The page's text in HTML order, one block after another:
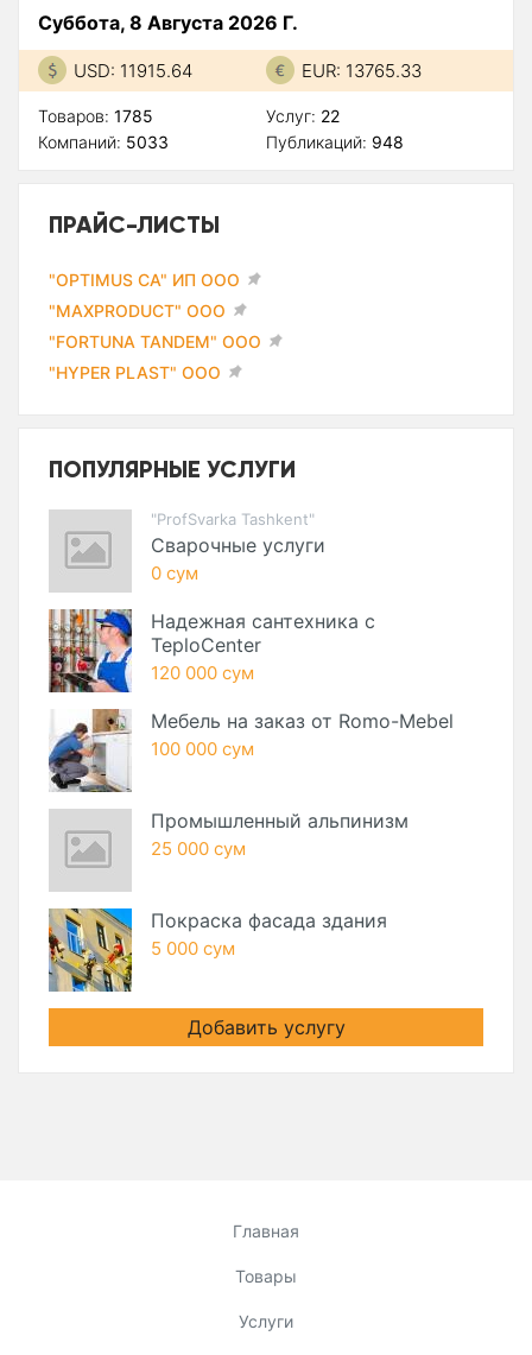
Суббота, 8 Августа 2026 Г.
USD: 11915.64 EUR: 13765.33
Товаров: 1785
Компаний: 5033
Услуг: 22
Публикаций: 948
ПРАЙС-ЛИСТЫ
"OPTIMUS CA" ИП ООО
"MAXPRODUCT" ООО
"FORTUNA TANDEM" ООО
"HYPER PLAST" ООО
ПОПУЛЯРНЫЕ УСЛУГИ
"ProfSvarka Tashkent"
Сварочные услуги
0 сум
Надежная сантехника с
TeploCenter
120 000 сум
Мебель на заказ от Romo-Mebel
100 000 сум
Промышленный альпинизм
25 000 сум
Покраска фасада здания
5 000 сум
Добавить услугу
Главная
Товары
Услуги